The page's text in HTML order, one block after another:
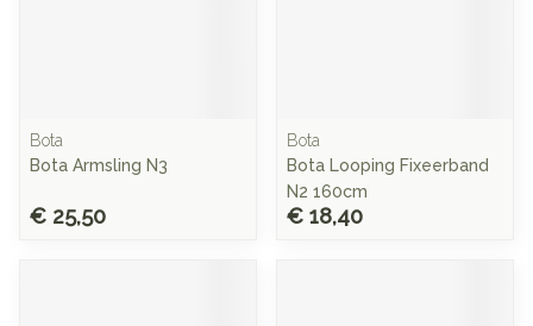
Bota
Bota Armsling N3
€ 25,50
Bota
Bota Looping Fixeerband
N2 160cm
€ 18,40